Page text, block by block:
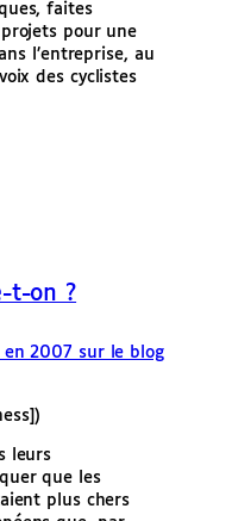
faites
pour une
l’entreprise, au
des cyclistes
t-on ?
en 2007 sur le blog
leurs
que les
plus chers